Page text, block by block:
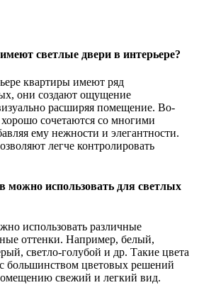
светлые двери в интерьере?
квартиры имеют ряд
они создают ощущение
расширяя помещение. Во-
сочетаются со многими
ему нежности и элегантности.
легче контролировать
можно использовать для светлых
использовать различные
оттенки. Например, белый,
светло-голубой и др. Такие цвета
большинством цветовых решений
свежий и легкий вид.